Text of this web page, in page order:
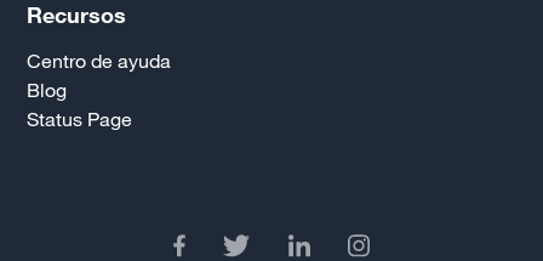
Recursos
Centro de ayuda
Blog
Status Page